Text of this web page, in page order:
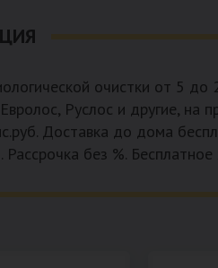
очистки от 5 до
Руслос и другие, на
Доставка до дома
без %. Бесплатное